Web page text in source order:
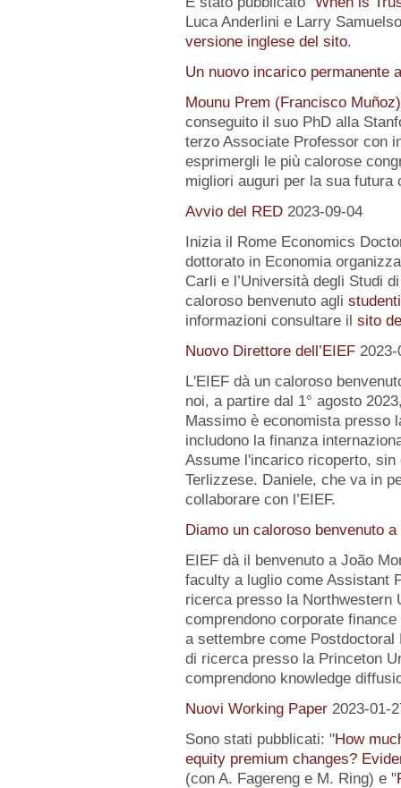
Luca Anderlini e Larry
versione inglese del sito.
Un nuovo incarico permanente
Mounu Prem (Francisco Muñoz)
conseguito il suo PhD alla
terzo Associate Professor con
esprimergli le più calorose
migliori auguri per la sua futura
Avvio del RED 2023-09-04
Inizia il Rome Economics
dottorato in Economia
Carli e l’Università degli Studi
caloroso benvenuto agli
informazioni consultare il sito
Nuovo Direttore dell’EIEF 2023-
L'EIEF dà un caloroso
noi, a partire dal 1° agosto
Massimo è economista presso
includono la finanza
Assume l'incarico ricoperto, sin
Terlizzese. Daniele, che va in
collaborare con l’EIEF.
Diamo un caloroso benvenuto
EIEF dà il benvenuto a João
faculty a luglio come Assistant
ricerca presso la
comprendono corporate
a settembre come
di ricerca presso la Princeton
comprendono knowledge
Nuovi Working Paper 2023-01-
Sono stati pubblicati: "How
equity premium changes?
(con A. Fagereng e M. Ring) e "